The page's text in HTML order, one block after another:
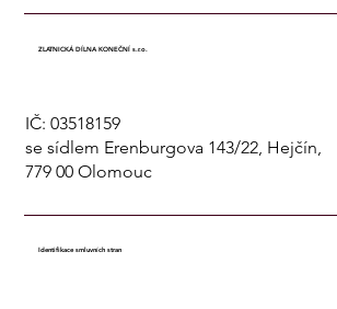
ZLATNICKÁ DÍLNA KONEČNÍ s.r.o.
IČ: 03518159
se sídlem Erenburgova 143/22, Hejčín,
779 00 Olomouc
Identifikace smluvních stran